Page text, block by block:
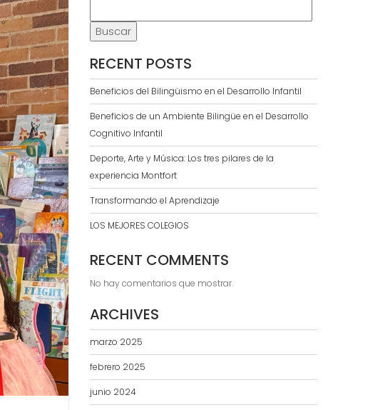
Buscar
RECENT POSTS
Beneficios del Bilingüismo en el Desarrollo Infantil
Beneficios de un Ambiente Bilingüe en el Desarrollo
Cognitivo Infantil
Deporte, Arte y Música: Los tres pilares de la
experiencia Montfort
Transformando el Aprendizaje
LOS MEJORES COLEGIOS
RECENT COMMENTS
No hay comentarios que mostrar.
ARCHIVES
marzo 2025
febrero 2025
junio 2024